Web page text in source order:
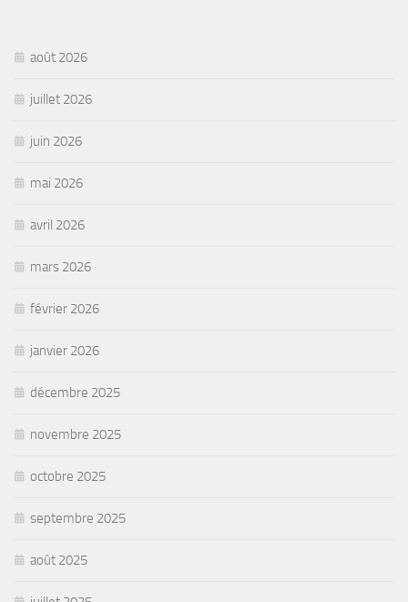
août 2026
juillet 2026
juin 2026
mai 2026
avril 2026
mars 2026
février 2026
janvier 2026
décembre 2025
novembre 2025
octobre 2025
septembre 2025
août 2025